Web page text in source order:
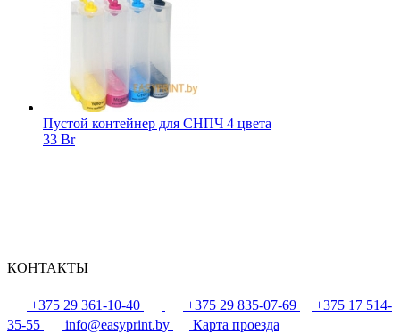
Пустой контейнер для СНПЧ 4 цвета
33 Br
КОНТАКТЫ
+375 29 361-10-40 +375 29 835-07-69
+375 17 514-
35-55
info@easyprint.by
Карта проезда